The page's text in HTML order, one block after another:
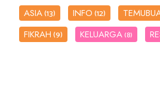
ASIA(13) INFO(12)
FIKRAH(9) KELUARGA (8)